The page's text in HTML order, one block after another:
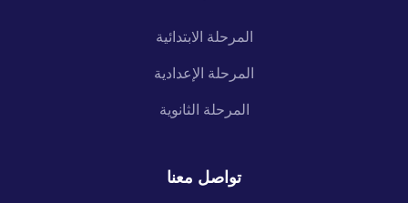
المرحلة الابتدائية
المرحلة الإعدادية
المرحلة الثانوية
تواصل معنا